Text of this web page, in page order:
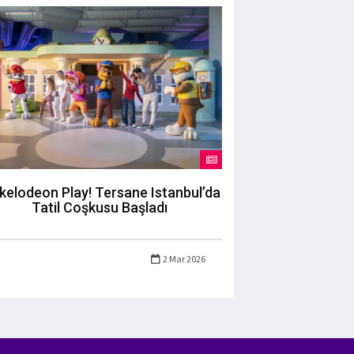
Play! Tersane Istanbul’da
Tatil Coşkusu Başladı
2 Mar 2026